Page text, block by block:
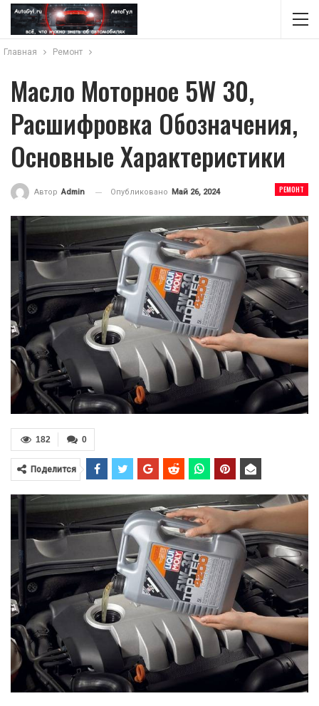
Главная Ремонт
Масло Моторное 5W 30,
Расшифровка Обозначения,
Основные Характеристики
РЕМОНТ
Автор Admin Опубликовано Май 26, 2024
0
182
Поделится